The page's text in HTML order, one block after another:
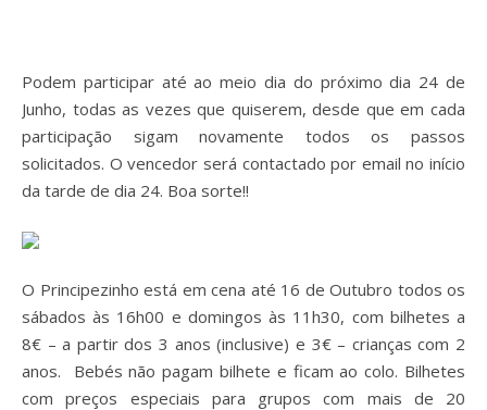
Podem participar até ao meio dia do próximo dia 24 de
Junho, todas as vezes que quiserem, desde que em cada
participação sigam novamente todos os passos
solicitados. O vencedor será contactado por email no início
da tarde de dia 24. Boa sorte!!
O Principezinho está em cena até 16 de Outubro todos os
sábados às 16h00 e domingos às 11h30, com bilhetes a
8€ – a partir dos 3 anos (inclusive) e 3€ – crianças com 2
anos. Bebés não pagam bilhete e ficam ao colo. Bilhetes
com preços especiais para grupos com mais de 20